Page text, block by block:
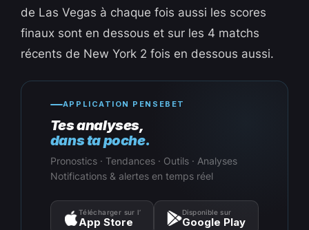
de Las Vegas à chaque fois aussi les scores
finaux sont en dessous et sur les 4 matchs
récents de New York 2 fois en dessous aussi.
APPLICATION PENSEBET
Tes analyses,
dans ta poche.
Pronostics · Tendances · Outils · Analyses
Notifications & alertes en temps réel
Télécharger sur l’
App Store
Disponible sur
Google Play